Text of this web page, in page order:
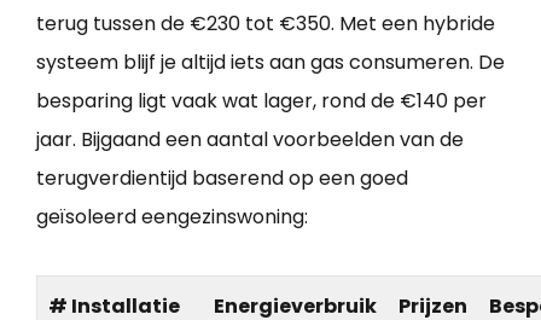
terug tussen de €230 tot €350. Met een hybride
systeem blijf je altijd iets aan gas consumeren. De
besparing ligt vaak wat lager, rond de €140 per
jaar. Bijgaand een aantal voorbeelden van de
terugverdientijd baserend op een goed
geïsoleerd eengezinswoning:
# Installatie Energieverbruik Prijzen